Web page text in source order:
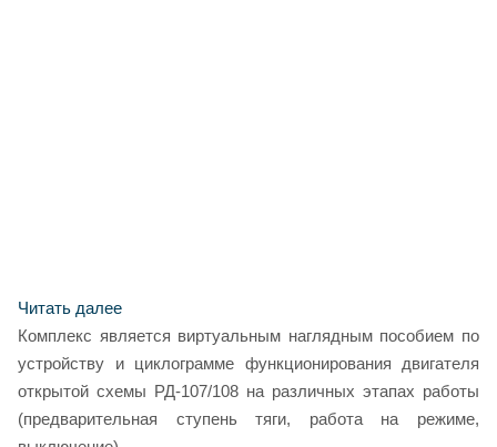
Читать далее
Комплекс является виртуальным наглядным пособием по
устройству и циклограмме функционирования двигателя
открытой схемы РД-107/108 на различных этапах работы
(предварительная ступень тяги, работа на режиме,